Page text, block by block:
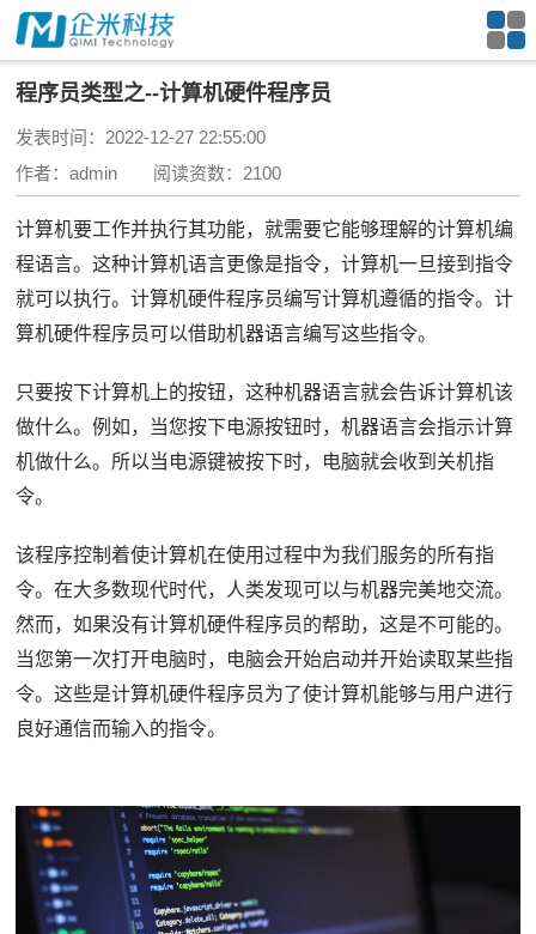
程序员类型之--计算机硬件程序员
发表时间：2022-12-27 22:55:00
作者：admin 阅读资数：2100
计算机要工作并执行其功能，就需要它能够理解的计算机编
程语言。这种计算机语言更像是指令，计算机一旦接到指令
就可以执行。计算机硬件程序员编写计算机遵循的指令。计
算机硬件程序员可以借助机器语言编写这些指令。
只要按下计算机上的按钮，这种机器语言就会告诉计算机该
做什么。例如，当您按下电源按钮时，机器语言会指示计算
机做什么。 所以当电源键被按下时，电脑就会收到关机指
令。
该程序控制着使计算机在使用过程中为我们服务的所有指
令。在大多数现代时代，人类发现可以与机器完美地交流。
然而，如果没有计算机硬件程序员的帮助，这是不可能的。
当您第一次打开电脑时，电脑会开始启动并开始读取某些指
令。这些是计算机硬件程序员为了使计算机能够与用户进行
良好通信而输入的指令。